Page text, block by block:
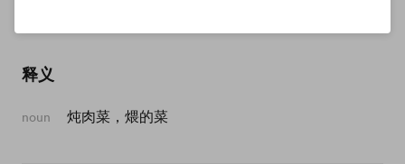
释义
noun 炖肉菜，煨的菜